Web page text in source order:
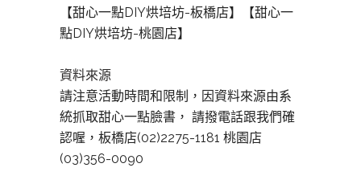
【甜心一點DIY烘培坊-板橋店】【甜心一
點DIY烘培坊-桃園店】
資料來源
請注意活動時間和限制，因資料來源由系
統抓取甜心一點臉書， 請撥電話跟我們確
認喔，板橋店(02)2275-1181 桃園店
(03)356-0090